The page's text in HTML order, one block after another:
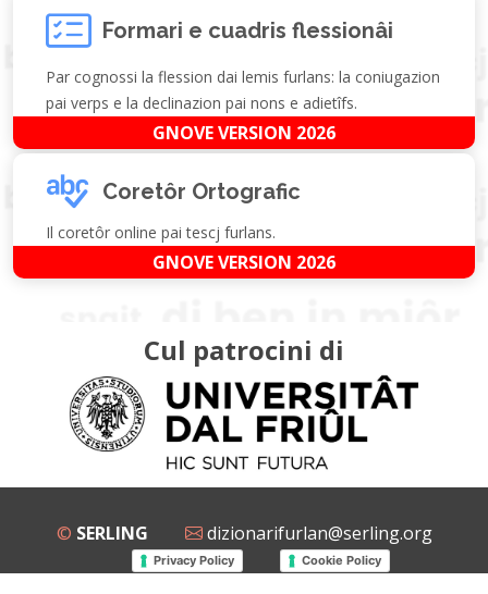
Formari e cuadris flessionâi
Par cognossi la flession dai lemis furlans: la coniugazion
pai verps e la declinazion pai nons e adietîfs.
GNOVE VERSION 2026
Coretôr Ortografic
Il coretôr online pai tescj furlans.
GNOVE VERSION 2026
Cul patrocini di
© SERLING dizionarifurlan@serling.org
Privacy Policy Cookie Policy